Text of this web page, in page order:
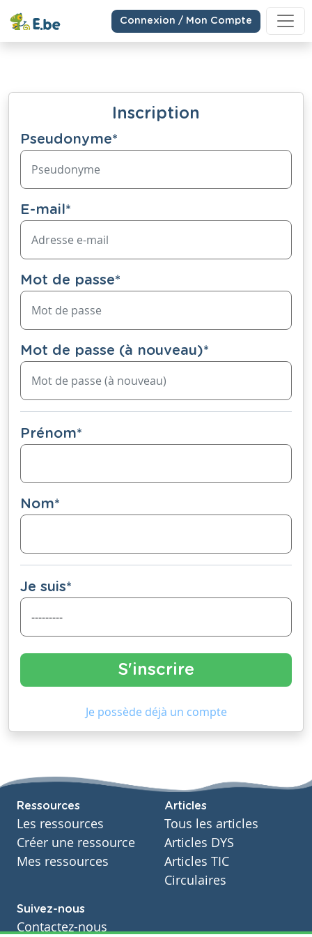
Connexion / Mon Compte
Inscription
Pseudonyme*
E-mail*
Mot de passe*
Mot de passe (à nouveau)*
Prénom*
Nom*
Je suis*
Je possède déjà un compte
Ressources
Les ressources
Créer une ressource
Mes ressources
Articles
Tous les articles
Articles DYS
Articles TIC
Circulaires
Suivez-nous
Contactez-nous